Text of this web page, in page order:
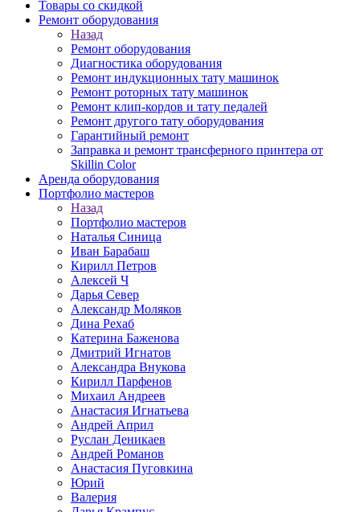
Товары со скидкой
Ремонт оборудования
Назад
Ремонт оборудования
Диагностика оборудования
Ремонт индукционных тату машинок
Ремонт роторных тату машинок
Ремонт клип-кордов и тату педалей
Ремонт другого тату оборудования
Гарантийный ремонт
Заправка и ремонт трансферного принтера от
Skillin Color
Аренда оборудования
Портфолио мастеров
Назад
Портфолио мастеров
Наталья Синица
Иван Барабаш
Кирилл Петров
Алексей Ч
Дарья Север
Александр Моляков
Дина Рехаб
Катерина Баженова
Дмитрий Игнатов
Александра Внукова
Кирилл Парфенов
Михаил Андреев
Анастасия Игнатьева
Андрей Април
Руслан Деникаев
Андрей Романов
Анастасия Пуговкина
Юрий
Валерия